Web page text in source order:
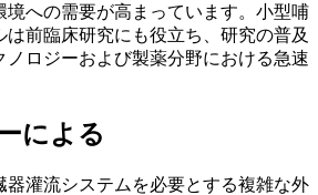
境への需要が高まっています。小型哺
前臨床研究にも役立ち、研究の普及
ノロジーおよび製薬分野における急速
による
器灌流システムを必要とする複雑な外